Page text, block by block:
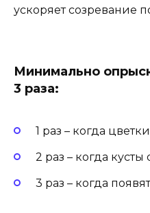
ускоряет созревание
Минимально
3 раза:
1 раз – когда
2 раз – когда кусты
3 раз – когда